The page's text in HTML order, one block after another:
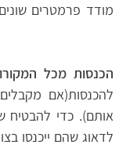
מודד פרמטרים
הכנסות מכל
להכנסות(אם
אותם). כדי להבטיח
לדאוג שהם ייכנסו